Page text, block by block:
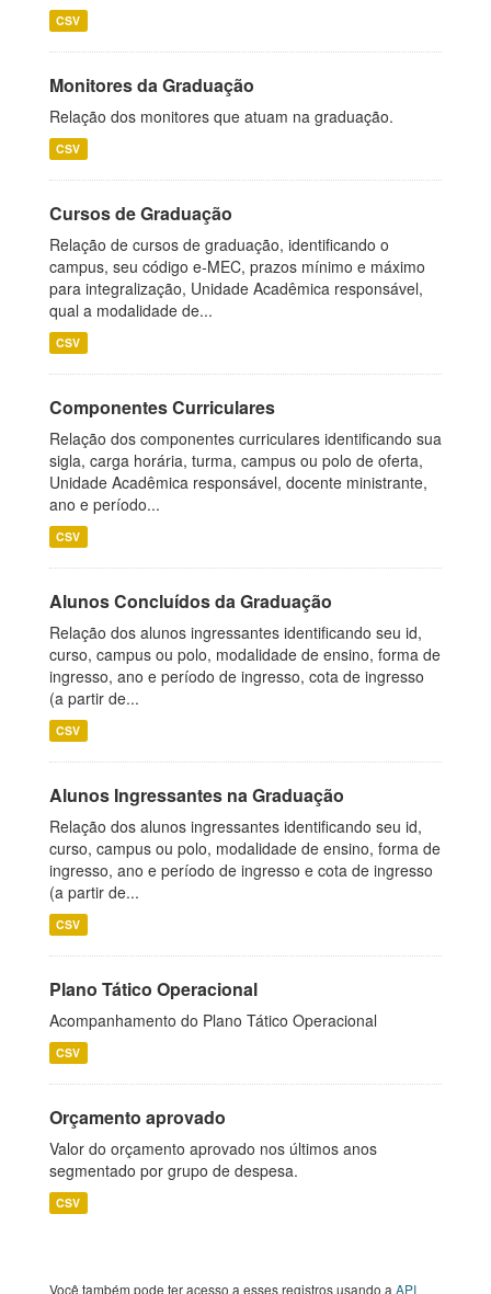
CSV
Monitores da Graduação
Relação dos monitores que atuam na graduação.
CSV
Cursos de Graduação
Relação de cursos de graduação, identificando o
campus, seu código e-MEC, prazos mínimo e máximo
para integralização, Unidade Acadêmica responsável,
qual a modalidade de...
CSV
Componentes Curriculares
Relação dos componentes curriculares identificando sua
sigla, carga horária, turma, campus ou polo de oferta,
Unidade Acadêmica responsável, docente ministrante,
ano e período...
CSV
Alunos Concluídos da Graduação
Relação dos alunos ingressantes identificando seu id,
curso, campus ou polo, modalidade de ensino, forma de
ingresso, ano e período de ingresso, cota de ingresso
(a partir de...
CSV
Alunos Ingressantes na Graduação
Relação dos alunos ingressantes identificando seu id,
curso, campus ou polo, modalidade de ensino, forma de
ingresso, ano e período de ingresso e cota de ingresso
(a partir de...
CSV
Plano Tático Operacional
Acompanhamento do Plano Tático Operacional
CSV
Orçamento aprovado
Valor do orçamento aprovado nos últimos anos
segmentado por grupo de despesa.
CSV
Você também pode ter acesso a esses registros usando a API